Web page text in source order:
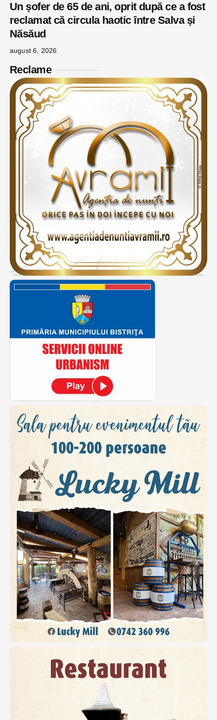
Un șofer de 65 de ani, oprit după ce a fost
reclamat că circula haotic între Salva și
Năsăud
august 6, 2026
Reclame